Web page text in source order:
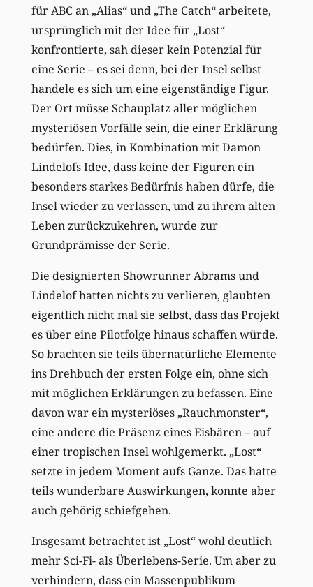
für ABC an „Alias“ und „The Catch“ arbeitete,
ursprünglich mit der Idee für „Lost“
konfrontierte, sah dieser kein Potenzial für
eine Serie – es sei denn, bei der Insel selbst
handele es sich um eine eigenständige Figur.
Der Ort müsse Schauplatz aller möglichen
mysteriösen Vorfälle sein, die einer Erklärung
bedürfen. Dies, in Kombination mit Damon
Lindelofs Idee, dass keine der Figuren ein
besonders starkes Bedürfnis haben dürfe, die
Insel wieder zu verlassen, und zu ihrem alten
Leben zurückzukehren, wurde zur
Grundprämisse der Serie.
Die designierten Showrunner Abrams und
Lindelof hatten nichts zu verlieren, glaubten
eigentlich nicht mal sie selbst, dass das Projekt
es über eine Pilotfolge hinaus schaffen würde.
So brachten sie teils übernatürliche Elemente
ins Drehbuch der ersten Folge ein, ohne sich
mit möglichen Erklärungen zu befassen. Eine
davon war ein mysteriöses „Rauchmonster“,
eine andere die Präsenz eines Eisbären – auf
einer tropischen Insel wohlgemerkt. „Lost“
setzte in jedem Moment aufs Ganze. Das hatte
teils wunderbare Auswirkungen, konnte aber
auch gehörig schiefgehen.
Insgesamt betrachtet ist „Lost“ wohl deutlich
mehr Sci-Fi- als Überlebens-Serie. Um aber zu
verhindern, dass ein Massenpublikum